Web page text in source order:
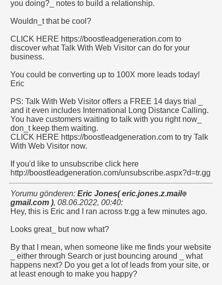
you doing?_ notes to build a relationship.
Wouldn_t that be cool?
CLICK HERE https://boostleadgeneration.com to
discover what Talk With Web Visitor can do for your
business.
You could be converting up to 100X more leads today!
Eric
PS: Talk With Web Visitor offers a FREE 14 days trial _
and it even includes International Long Distance Calling.
You have customers waiting to talk with you right now_
don_t keep them waiting.
CLICK HERE https://boostleadgeneration.com to try Talk
With Web Visitor now.
If you'd like to unsubscribe click here
http://boostleadgeneration.com/unsubscribe.aspx?d=tr.gg
Yorumu gönderen: Eric Jones( eric.jones.z.mail
gmail.com ), 08.06.2022, 00:40:
Hey, this is Eric and I ran across tr.gg a few minutes ago.
Looks great_ but now what?
By that I mean, when someone like me finds your website
_ either through Search or just bouncing around _ what
happens next? Do you get a lot of leads from your site, or
at least enough to make you happy?
VE HASATI,SEBZE HAKKINDA
DOĞA HAYATI,HAYVANLARDAKİ
YETİŞTİRME VE EKİMİ
BÖCEK, BÖCEK İLAÇLAMA, BÖCEK
BAKIMI VE NASIL DİKİLİR,TÜM
HOBİ ÇEŞİTLERİ
KEMAL ATATÜRK BİYOGRAFİSİ, DEVRİMLERİ,